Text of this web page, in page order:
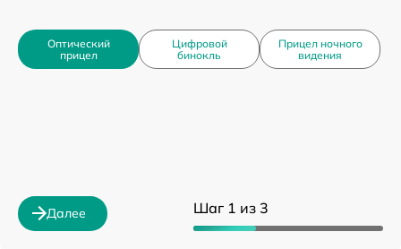
Шаг 1 из 3
Оптический
прицел
Цифровой
бинокль
Прицел ночного
видения
Далее